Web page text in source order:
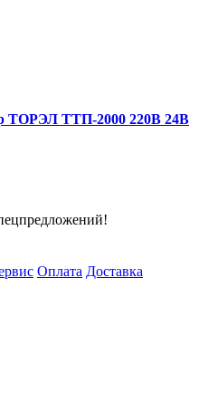
ТОРЭЛ ТТП-2000 220В 24В
Оплата Доставка